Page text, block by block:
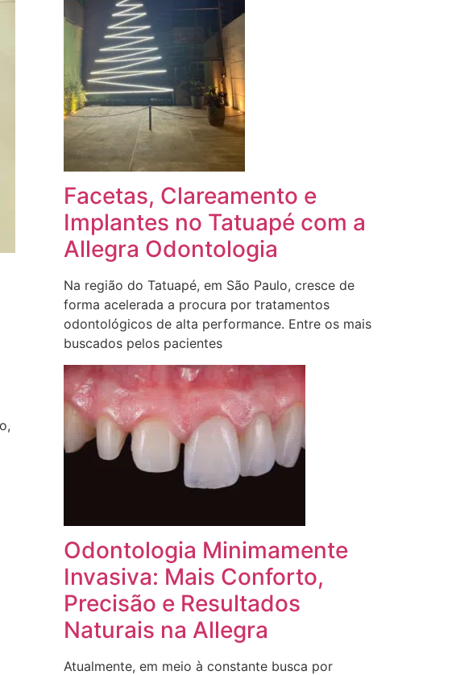
Facetas, Clareamento e
Implantes no Tatuapé com a
Allegra Odontologia
Na região do Tatuapé, em São Paulo, cresce de
forma acelerada a procura por tratamentos
odontológicos de alta performance. Entre os mais
buscados pelos pacientes
Odontologia Minimamente
Invasiva: Mais Conforto,
Precisão e Resultados
Naturais na Allegra
Atualmente, em meio à constante busca por